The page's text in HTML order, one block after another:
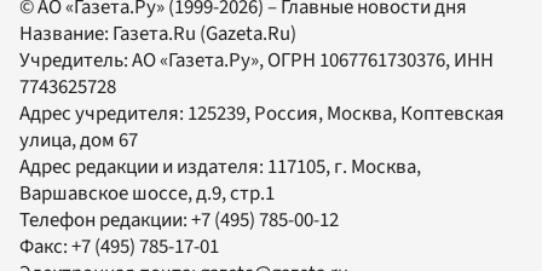
© АО «Газета.Ру» (1999-2026) – Главные новости дня
Название: Газета.Ru (Gazeta.Ru)
Учредитель:АО «Газета.Ру», ОГРН 1067761730376, ИНН
7743625728
Адрес учредителя: 125239, Россия, Москва, Коптевская
улица, дом 67
Адрес редакции и издателя: 117105, г. Москва,
Варшавское шоссе, д.9, стр.1
Телефон редакции:+7 (495) 785-00-12
Факс:+7 (495) 785-17-01